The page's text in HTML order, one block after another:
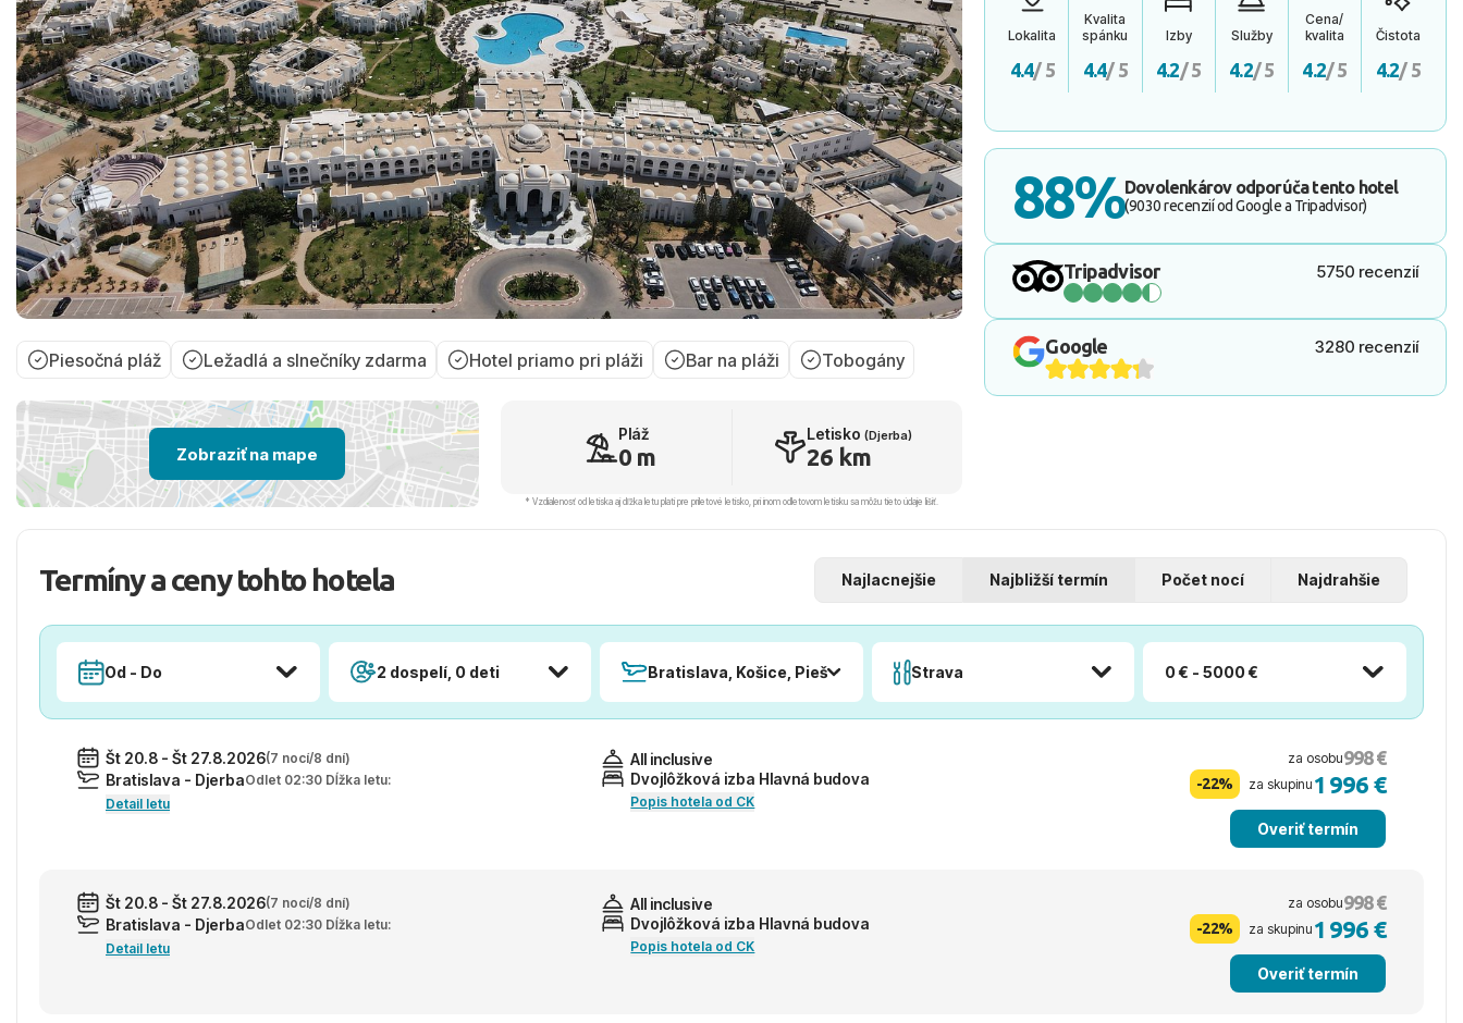
Piesočná pláž Ležadlá a slnečníky zdarma Hotel priamo pri pláži Bar na pláži Tobogány
Lokalita
4.4/ 5
Kvalita
spánku
4.4/ 5
Izby
4.2/ 5
Služby
4.2/ 5
Cena/
kvalita
4.2/ 5
Čistota
4.2/ 5
88%Dovolenkárov odporúča tento hotel
(9030 recenzií od Google a Tripadvisor)
Tripadvisor 5750 recenzií
Google 3280 recenzií
Zobraziť na mape
Pláž
0 m
Letisko(Djerba)
26 km
* Vzdialenosť od letiska aj dľžka letu platí pre príletové letisko, pri inom odletovom letisku sa môžu tieto údaje líšiť.
Termíny a ceny tohto hotela Najlacnejšie Najbližší termín Počet nocí Najdrahšie
Od - Do 2 dospelí, 0 deti Bratislava, Košice, Piešťany, PopradStrava 0 € - 5000 €
Št 20.8 - Št 27.8.2026(7 nocí/8 dní)
Bratislava - DjerbaOdlet 02:30 Dĺžka letu:
Detail letu
All inclusive
Dvojlôžková izba Hlavná budova
Popis hotela od CK
za osobu998 €
-22% za skupinu 1 996 €
Overiť termín
Št 20.8 - Št 27.8.2026(7 nocí/8 dní)
Bratislava - DjerbaOdlet 02:30 Dĺžka letu:
Detail letu
All inclusive
Dvojlôžková izba Hlavná budova
Popis hotela od CK
za osobu998 €
-22% za skupinu 1 996 €
Overiť termín